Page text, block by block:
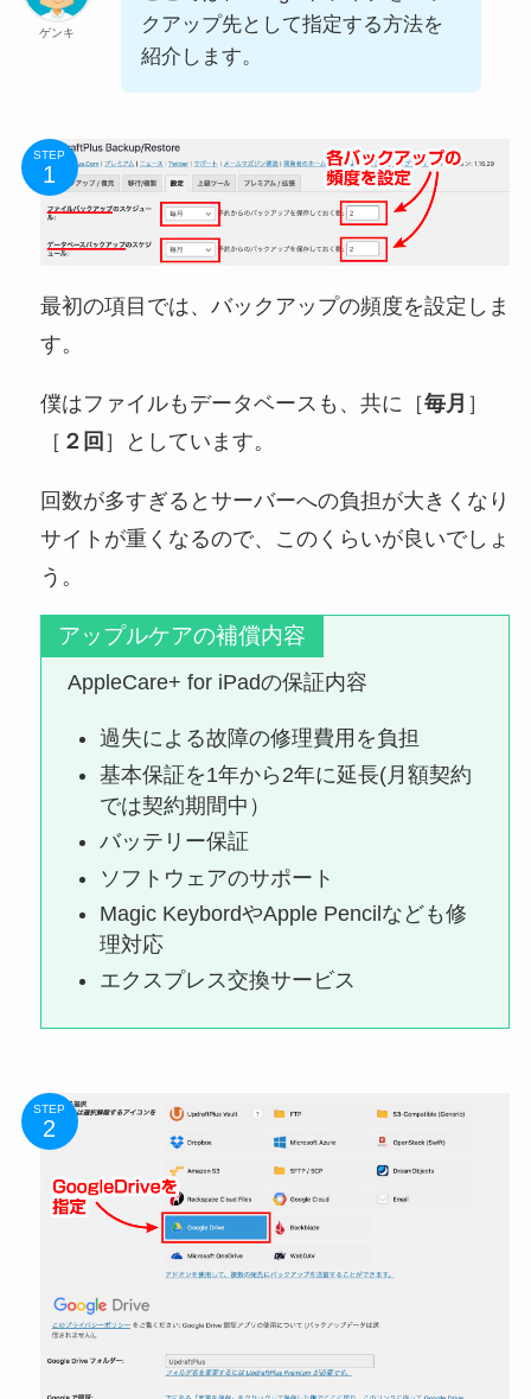
ゲンキ
クアップ先として指定する方法を
紹介します。
STEP
最初の項目では、バックアップの頻度を設定しま
す。
僕はファイルもデータベースも、共に［毎月 ］
［ ２回 ］としています。
回数が多すぎるとサーバーへの負担が大きくなり
サイトが重くなるので、このくらいが良いでしょ
う。
アップルケアの補償内容
AppleCare+ for iPadの保証内容
過失による故障の修理費用を負担
基本保証を1年から2年に延長(月額契約
では契約期間中）
バッテリー保証
ソフトウェアのサポート
Magic KeybordやApple Pencilなども修
理対応
エクスプレス交換サービス
STEP